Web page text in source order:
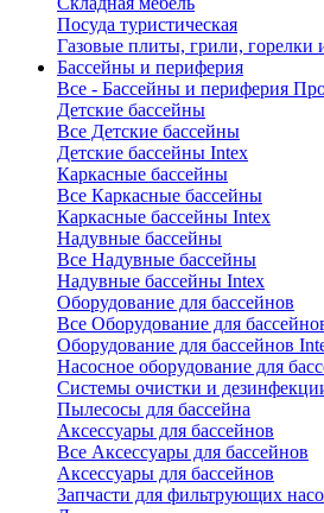
Посуда туристическая
Газовые плиты, грили, горелки
Бассейны и периферия
Все - Бассейны и периферия
Детские бассейны
Все Детские бассейны
Детские бассейны Intex
Каркасные бассейны
Все Каркасные бассейны
Каркасные бассейны Intex
Надувные бассейны
Все Надувные бассейны
Надувные бассейны Intex
Оборудование для бассейнов
Все Оборудование для
Оборудование для бассейнов
Насосное оборудование для
Системы очистки и
Пылесосы для бассейна
Аксессуары для бассейнов
Все Аксессуары для бассейнов
Аксессуары для бассейнов
Запчасти для фильтрующих